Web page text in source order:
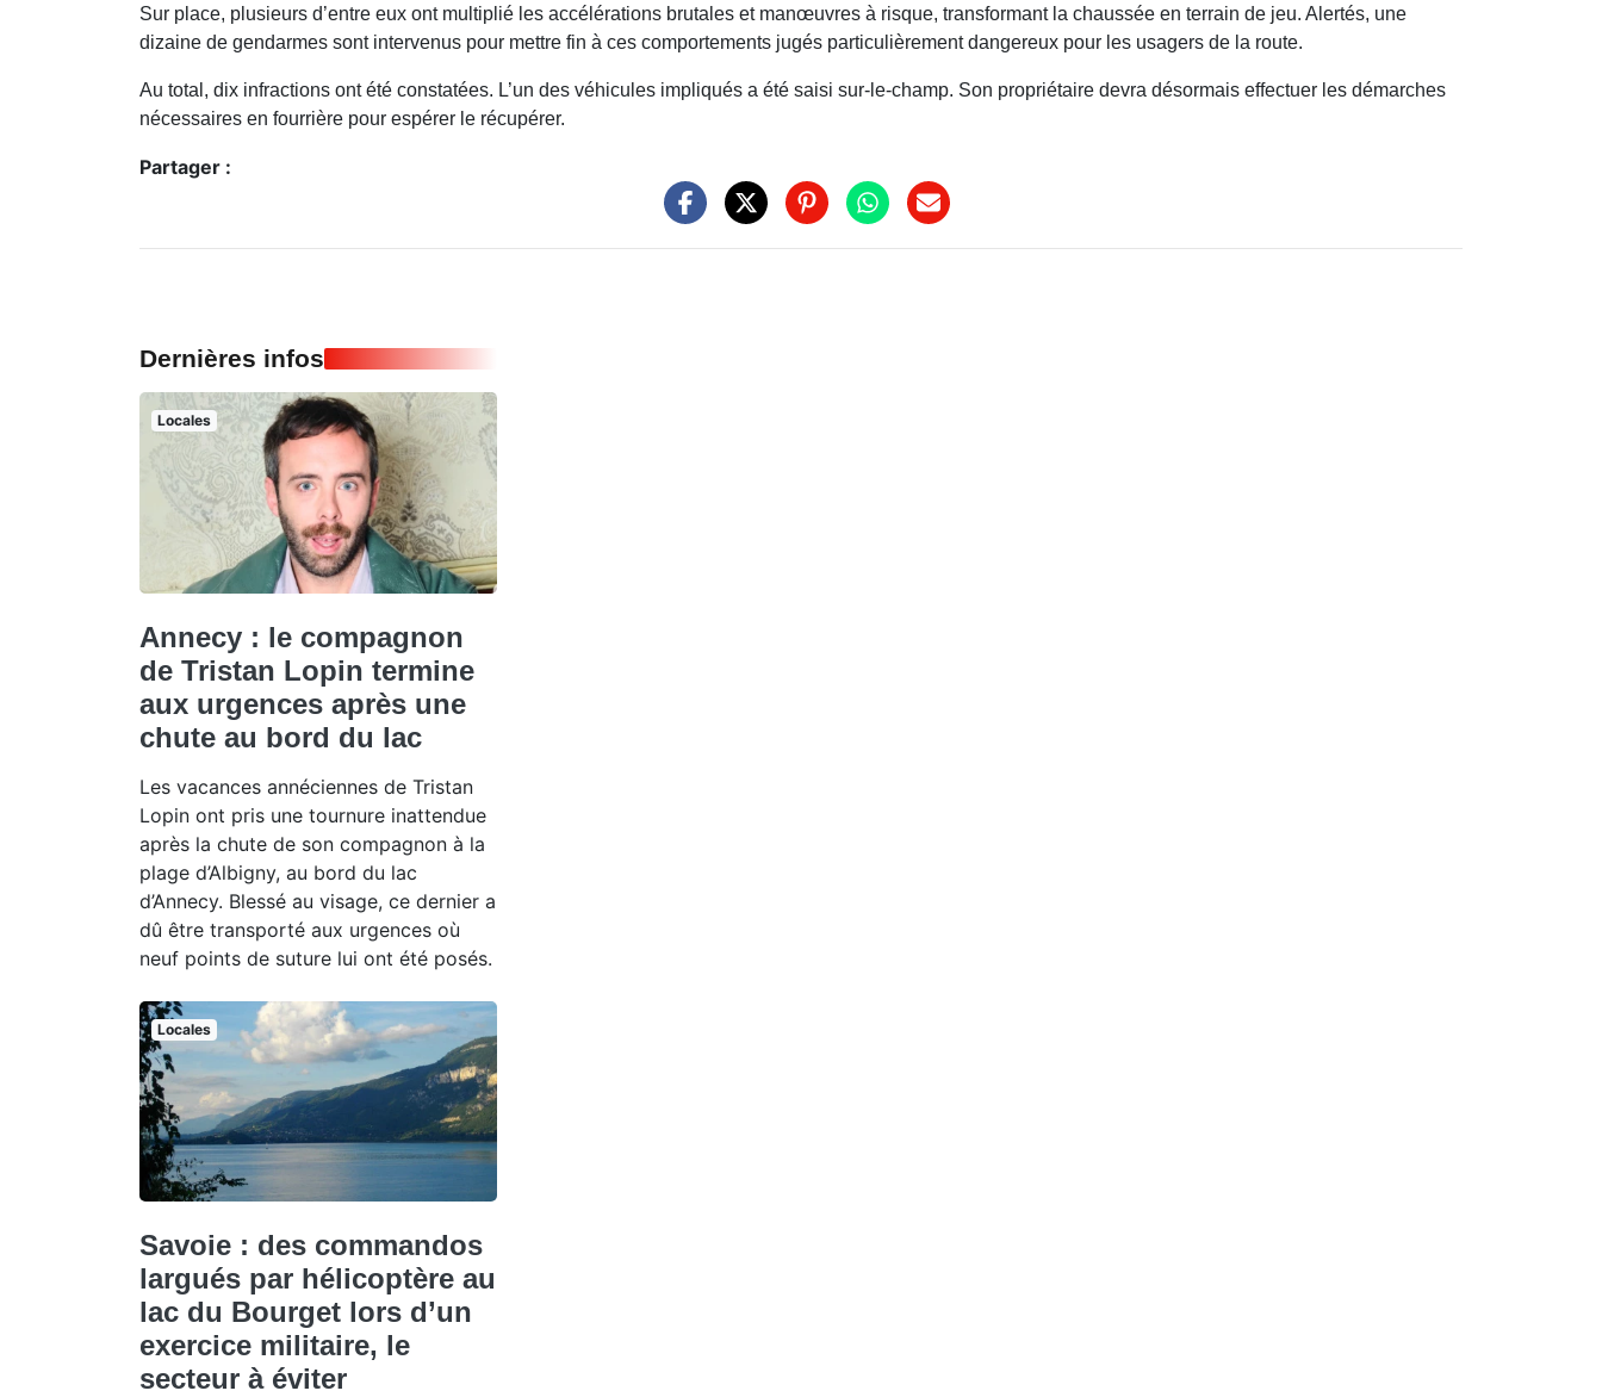
Sur place, plusieurs d’entre eux ont multiplié les accélérations brutales et manœuvres à risque, transformant la chaussée en terrain de jeu. Alertés, une
dizaine de gendarmes sont intervenus pour mettre fin à ces comportements jugés particulièrement dangereux pour les usagers de la route.
Au total, dix infractions ont été constatées. L’un des véhicules impliqués a été saisi sur-le-champ. Son propriétaire devra désormais effectuer les démarches
nécessaires en fourrière pour espérer le récupérer.
Partager :
Dernières infos
Locales
Annecy : le compagnon
de Tristan Lopin termine
aux urgences après une
chute au bord du lac
Les vacances annéciennes de Tristan
Lopin ont pris une tournure inattendue
après la chute de son compagnon à la
plage d’Albigny, au bord du lac
d’Annecy. Blessé au visage, ce dernier a
dû être transporté aux urgences où
neuf points de suture lui ont été posés.
Locales
Savoie : des commandos
largués par hélicoptère au
lac du Bourget lors d’un
exercice militaire, le
secteur à éviter